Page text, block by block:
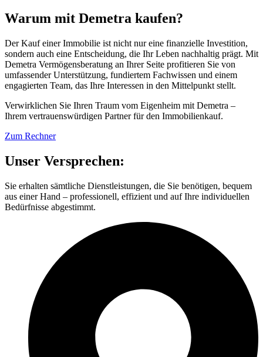
Warum mit Demetra kaufen?
Der Kauf einer Immobilie ist nicht nur eine finanzielle Investition,
sondern auch eine Entscheidung, die Ihr Leben nachhaltig prägt. Mit
Demetra Vermögensberatung an Ihrer Seite profitieren Sie von
umfassender Unterstützung, fundiertem Fachwissen und einem
engagierten Team, das Ihre Interessen in den Mittelpunkt stellt.
Verwirklichen Sie Ihren Traum vom Eigenheim mit Demetra –
Ihrem vertrauenswürdigen Partner für den Immobilienkauf.
Zum Rechner
Unser Versprechen:
Sie erhalten sämtliche Dienstleistungen, die Sie benötigen, bequem
aus einer Hand – professionell, effizient und auf Ihre individuellen
Bedürfnisse abgestimmt.